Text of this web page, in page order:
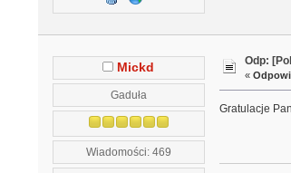
Mickd
Gaduła
Wiadomości: 469
Odp:
«
Gratulacje